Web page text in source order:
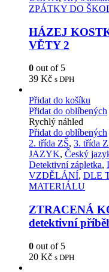
ZPÁTKY DO
HÁZEJ
VĚTY 2
0 out of 5
39 Kč s DPH
Přidat do košíku
Přidat do oblíbených
Rychlý náhled
Přidat do oblíbených
2. třída ZŠ, 3. třída
JAZYK, Český
Detektivní zápletka,
VZDĚLÁNÍ, DLE
MATERIÁLU
ZTRACENÁ
detektivní
0 out of 5
20 Kč s DPH